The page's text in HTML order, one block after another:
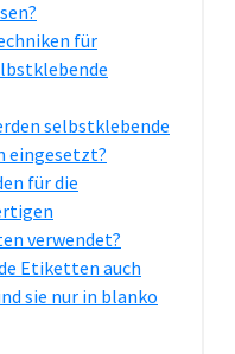
für
selbstklebende
eingesetzt?
für die
verwendet?
Etiketten auch
sie nur in blanko